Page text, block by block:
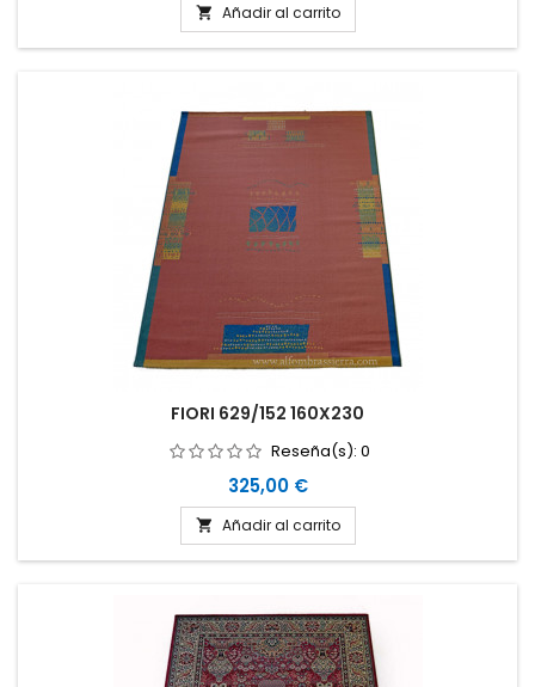
 Añadir al carrito
FIORI 629/152 160X230
Reseña(s): 0
Precio
325,00 €
 Añadir al carrito